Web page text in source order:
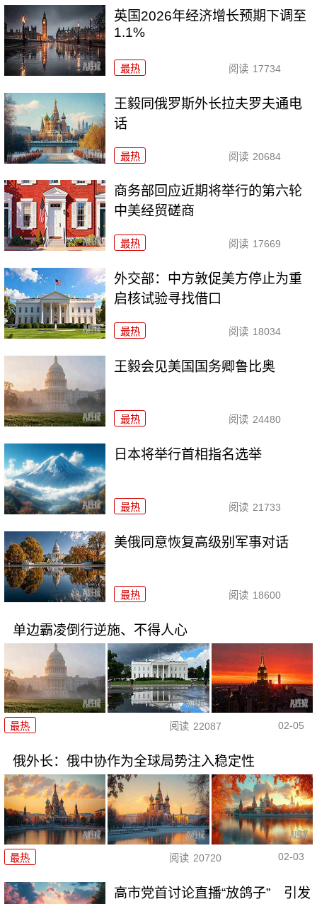
英国2026年经济增长预期下调至
1.1%
最热 阅读 17734
王毅同俄罗斯外长拉夫罗夫通电
话
最热 阅读 20684
商务部回应近期将举行的第六轮
中美经贸磋商
最热 阅读 17669
外交部：中方敦促美方停止为重
启核试验寻找借口
最热 阅读 18034
王毅会见美国国务卿鲁比奥
最热 阅读 24480
日本将举行首相指名选举
最热 阅读 21733
美俄同意恢复高级别军事对话
最热 阅读 18600
单边霸凌倒行逆施、不得人心
最热 阅读 22087 02-05
俄外长：俄中协作为全球局势注入稳定性
最热 阅读 20720 02-03
高市党首讨论直播“放鸽子” 引发